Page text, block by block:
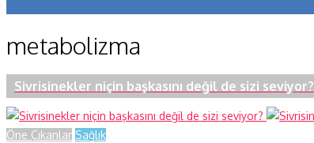
Yazarlar
Makaleler
Dergi Sayıları
metabolizma
Sivrisinekler niçin başkasını değil de sizi seviyor?
Öne Çıkanlar Sağlık